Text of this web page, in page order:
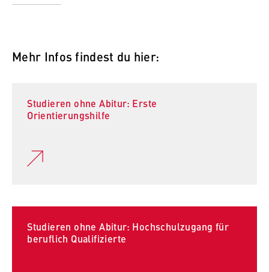
Mehr Infos findest du hier:
Studieren ohne Abitur: Erste
Orientierungshilfe
Studieren ohne Abitur: Hochschulzugang für
beruflich Qualifizierte